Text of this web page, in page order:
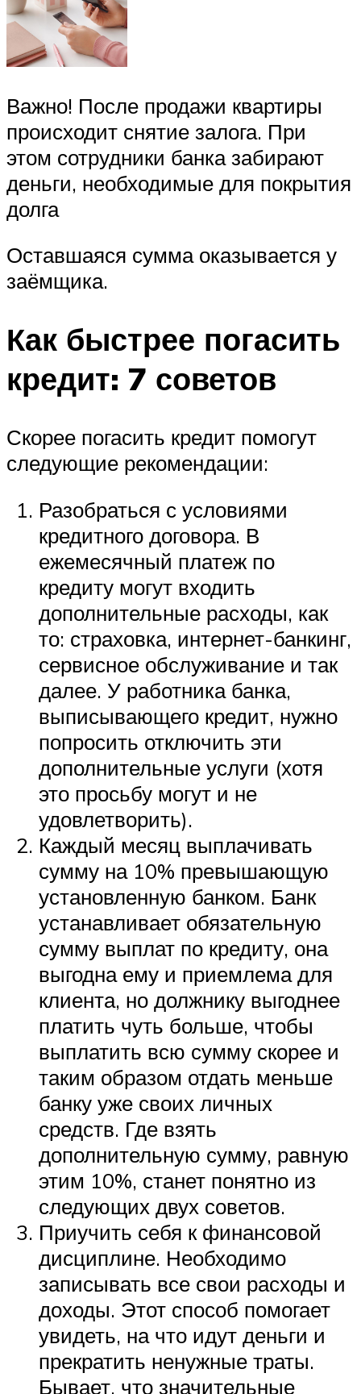
Важно! После продажи квартиры
происходит снятие залога. При
этом сотрудники банка забирают
деньги, необходимые для покрытия
долга
Оставшаяся сумма оказывается у
заёмщика.
Как быстрее погасить
кредит: 7 советов
Скорее погасить кредит помогут
следующие рекомендации:
Разобраться с условиями
кредитного договора. В
ежемесячный платеж по
кредиту могут входить
дополнительные расходы, как
то: страховка, интернет-банкинг,
сервисное обслуживание и так
далее. У работника банка,
выписывающего кредит, нужно
попросить отключить эти
дополнительные услуги (хотя
это просьбу могут и не
удовлетворить).
Каждый месяц выплачивать
сумму на 10% превышающую
установленную банком. Банк
устанавливает обязательную
сумму выплат по кредиту, она
выгодна ему и приемлема для
клиента, но должнику выгоднее
платить чуть больше, чтобы
выплатить всю сумму скорее и
таким образом отдать меньше
банку уже своих личных
средств. Где взять
дополнительную сумму, равную
этим 10%, станет понятно из
следующих двух советов.
Приучить себя к финансовой
дисциплине. Необходимо
записывать все свои расходы и
доходы. Этот способ помогает
увидеть, на что идут деньги и
прекратить ненужные траты.
Бывает, что значительные